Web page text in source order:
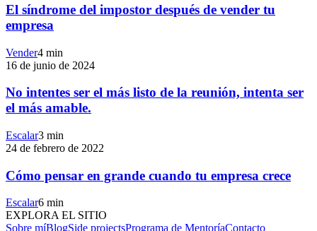
El síndrome del impostor después de vender tu
empresa
Vender4 min
16 de junio de 2024
No intentes ser el más listo de la reunión, intenta ser
el más amable.
Escalar3 min
24 de febrero de 2022
Cómo pensar en grande cuando tu empresa crece
Escalar6 min
EXPLORA EL SITIO
Sobre míBlogSide projectsPrograma de MentoríaContacto